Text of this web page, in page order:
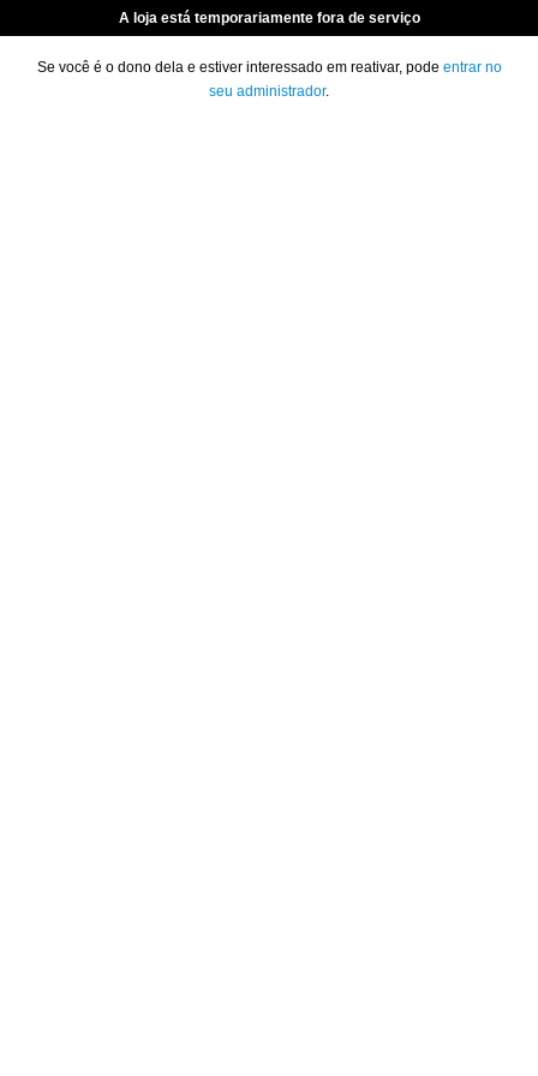
A loja está temporariamente fora de serviço
Se você é o dono dela e estiver interessado em reativar, pode entrar no
seu administrador.